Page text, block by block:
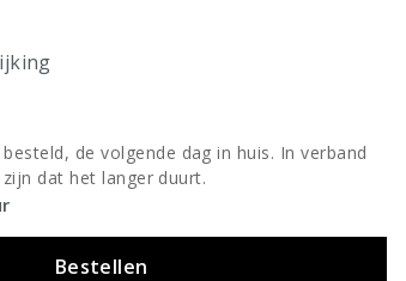
de volgende dag in huis. In verband
dat het langer duurt.
Bestellen